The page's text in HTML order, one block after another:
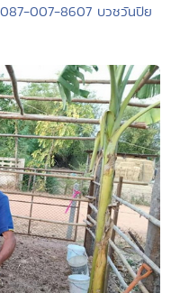
007-8607 บวชวันปิย